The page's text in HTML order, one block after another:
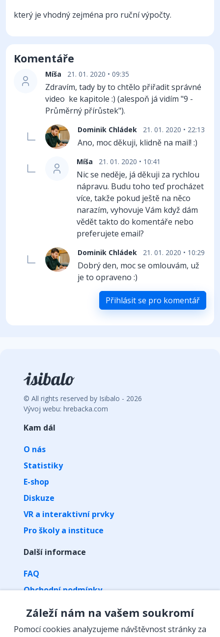
který je vhodný zejména pro ruční výpočty.
Komentáře
Míša 21. 01. 2020 • 09:35
Zdravím, tady by to chtělo přiřadit správné
video ke kapitole :) (alespoň já vidím "9 -
Průměrný přírůstek").
Dominik Chládek 21. 01. 2020 • 22:13
Ano, moc děkuji, klidně na mail! :)
Míša 21. 01. 2020 • 10:41
Nic se neděje, já děkuji za rychlou
nápravu. Budu toho teď procházet
více, takže pokud ještě na něco
narazím, vyhovuje Vám když dám
vědět takto do komentáře nebo
preferujete email?
Dominik Chládek 21. 01. 2020 • 10:29
Dobrý den, moc se omlouvám, už
je to opraveno :)
Přihlásit se pro komentář
© All rights reserved by Isibalo - 2026
Vývoj webu: hrebacka.com
Kam dál
O nás
Statistiky
E-shop
Diskuze
VR a interaktivní prvky
Pro školy a instituce
Další informace
FAQ
Obchodní podmínky
Zpracování osobních údajů
Záleží nám na vašem soukromí
Pomocí cookies analyzujeme návštěvnost stránky za